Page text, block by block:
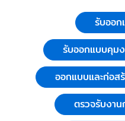
รับออก
รับออกแบบคุม
ออกแบบและก่อส
ตรวจรับงา